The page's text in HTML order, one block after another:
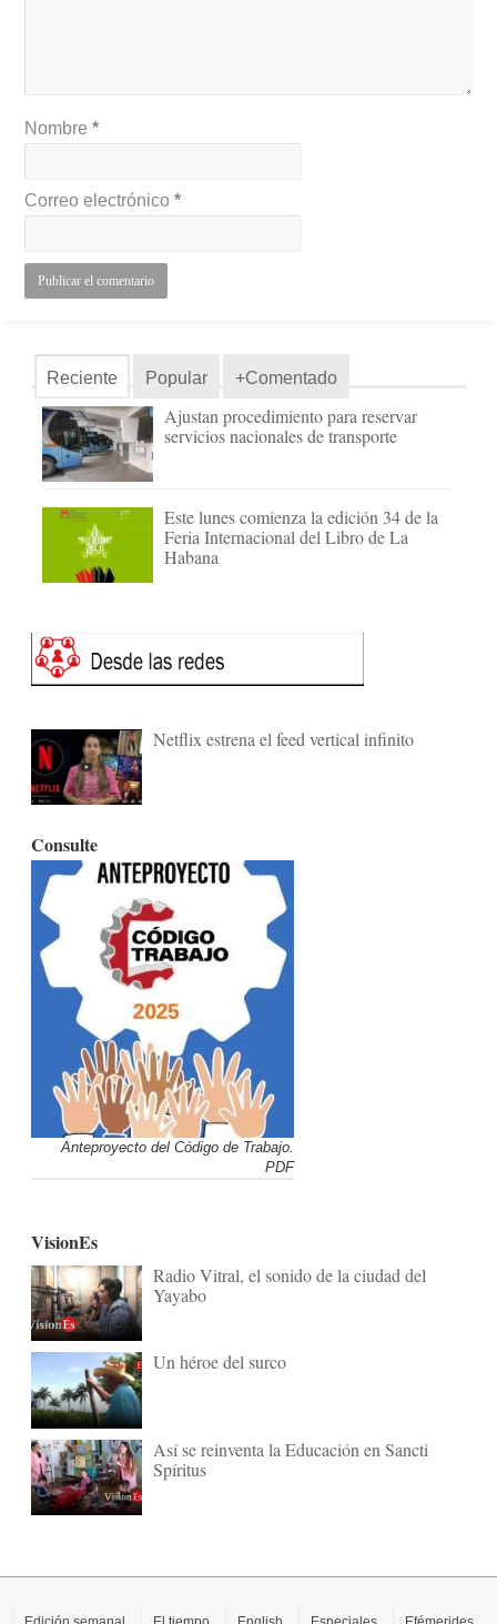
Nombre*
Correo electrónico*
Reciente Popular +Comentado
Ajustan procedimiento para reservar
servicios nacionales de transporte
Este lunes comienza la edición 34 de la
Feria Internacional del Libro de La
Habana
Netflix estrena el feed vertical infinito
Consulte
Anteproyecto del Código de Trabajo.
PDF
VisionEs
Radio Vitral, el sonido de la ciudad del
Yayabo
Un héroe del surco
Así se reinventa la Educación en Sancti
Spíritus